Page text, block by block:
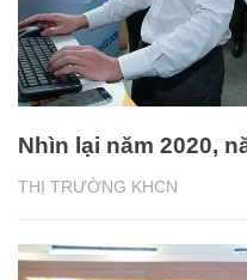
THỊ TRƯỜNG KHCN
Nhìn lại năm 2020,